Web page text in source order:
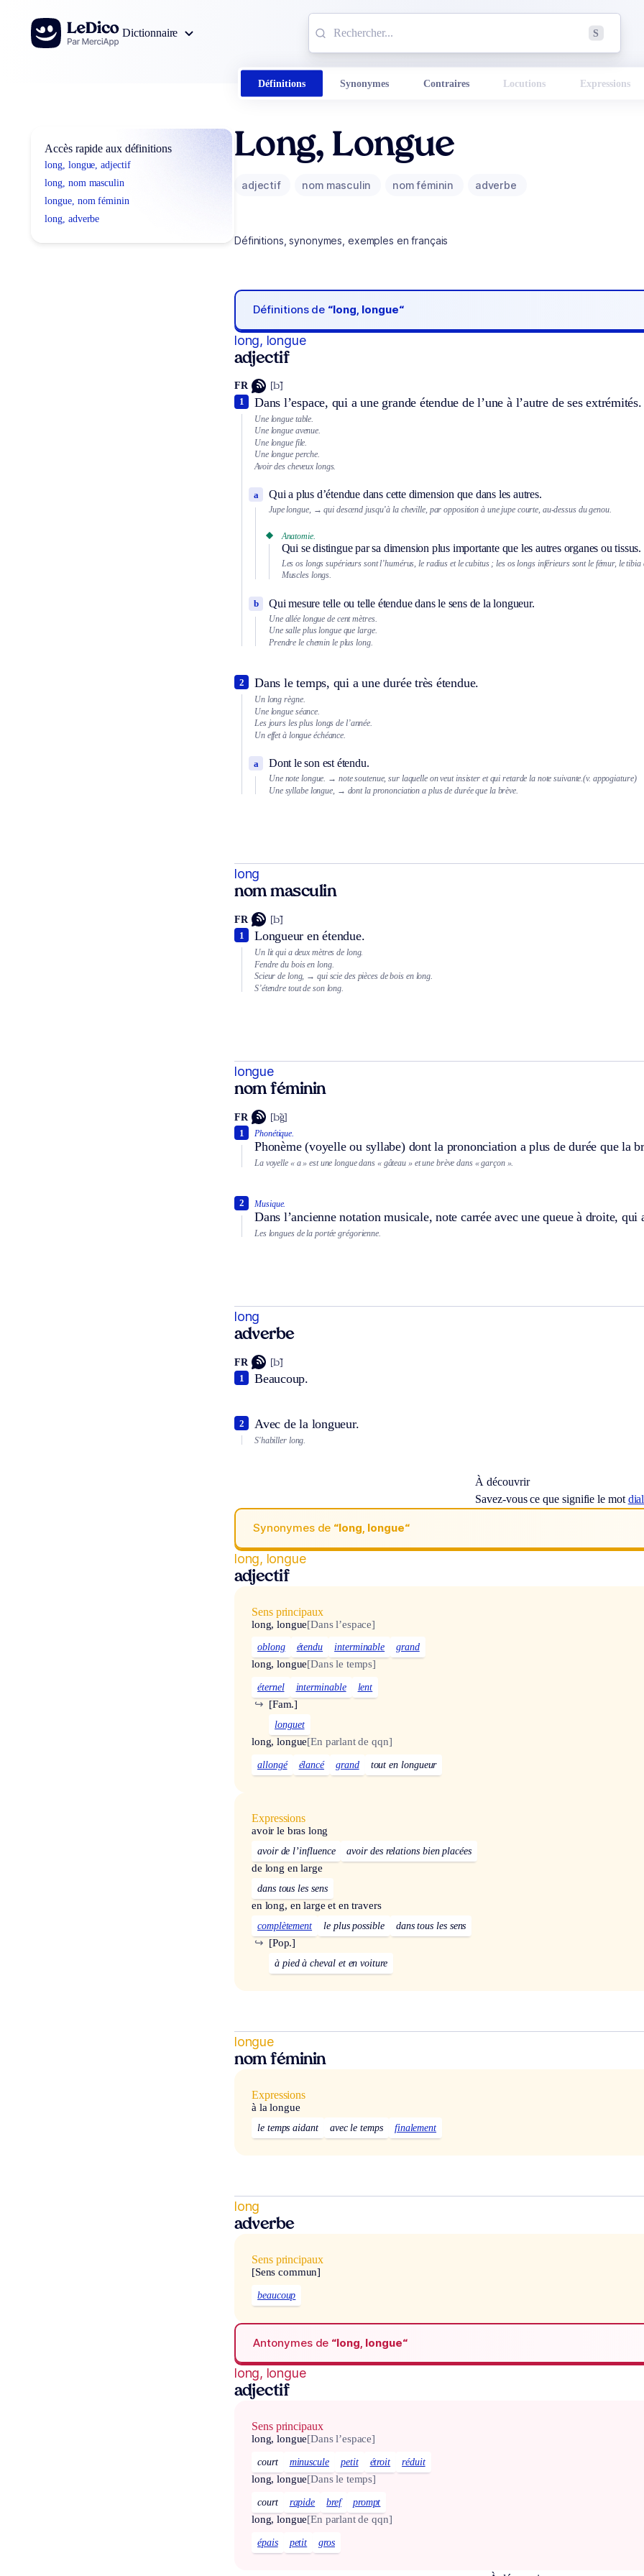
Aller au contenu
Dictionnaire
S
Définitions Synonymes Contraires Locutions Expressions
Accès rapide aux définitions
long, longue, adjectif
long, nom masculin
longue, nom féminin
long, adverbe
Long, Longue
adjectif nom masculin nom féminin adverbe
Définitions, synonymes, exemples en français
Définitions de “long, longue“
long, longue
adjectif
FR [lɔ̃]
Dans l’espace, qui a une grande étendue de l’une à l’autre de ses extrémités.
1
Une longue table.
Une longue avenue.
Une longue file.
Une longue perche.
Avoir des cheveux longs.
Qui a plus d’étendue dans cette dimension que dans les autres.
a
Jupe longue, → qui descend jusqu’à la cheville, par opposition à une jupe courte, au-dessus du genou.
Anatomie.
Qui se distingue par sa dimension plus importante que les autres organes ou tissus.
Les os longs supérieurs sont l’humérus, le radius et le cubitus ; les os longs inférieurs sont le fémur, le tibia
Muscles longs.
Qui mesure telle ou telle étendue dans le sens de la longueur.
b
Une allée longue de cent mètres.
Une salle plus longue que large.
Prendre le chemin le plus long.
Dans le temps, qui a une durée très étendue.
2
Un long règne.
Une longue séance.
Les jours les plus longs de l’année.
Un effet à longue échéance.
Dont le son est étendu.
a
Une note longue. → note soutenue, sur laquelle on veut insister et qui retarde la note suivante.(v. appogiature)
Une syllabe longue, → dont la prononciation a plus de durée que la brève.
long
nom masculin
FR [lɔ̃]
Longueur en étendue.
1
Un lit qui a deux mètres de long.
Fendre du bois en long.
Scieur de long, → qui scie des pièces de bois en long.
S’étendre tout de son long.
longue
nom féminin
FR [lɔ̃g]
Phonétique.
Phonème (voyelle ou syllabe) dont la prononciation a plus de durée que la
1
La voyelle « a » est une longue dans « gâteau » et une brève dans « garçon ».
Musique.
Dans l’ancienne notation musicale, note carrée avec une queue à droite,
2
Les longues de la portée grégorienne.
long
adverbe
FR [lɔ̃]
Beaucoup.
1
Avec de la longueur.
2
S'habiller long.
À découvrir
Savez-vous ce que signifie le mot
Synonymes de “long, longue“
long, longue
adjectif
Sens principaux
long, longue[Dans l’espace]
oblong étendu interminable grand
long, longue[Dans le temps]
éternel interminable lent
[Fam.]
↪
longuet
long, longue[En parlant de qqn]
allongé élancé grand tout en longueur
Expressions
avoir le bras long
avoir de l’influence avoir des relations bien placées
de long en large
dans tous les sens
en long, en large et en travers
complètement le plus possible dans tous les sens
[Pop.]
↪
à pied à cheval et en voiture
longue
nom féminin
Expressions
à la longue
le temps aidant avec le temps finalement
long
adverbe
Sens principaux
[Sens commun]
beaucoup
Antonymes de “long, longue“
long, longue
adjectif
Sens principaux
long, longue[Dans l’espace]
court minuscule petit étroit réduit
long, longue[Dans le temps]
court rapide bref prompt
long, longue[En parlant de qqn]
épais petit gros